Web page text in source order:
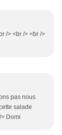
/> <br /> <br />
pas nous
salade
Domi